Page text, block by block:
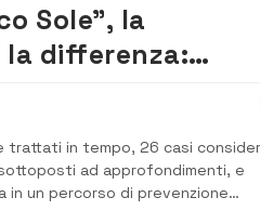
Sole”, la
la differenza:
melanomi
trattati in tempo, 26 casi
ad approfondimenti, e
in un percorso di prevenzione